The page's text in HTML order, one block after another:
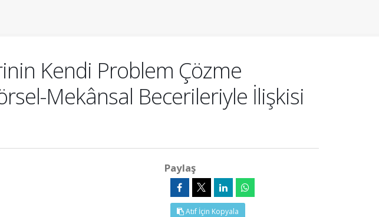
Kendi Problem Çözme
Mekânsal Becerileriyle İlişkisi
Paylaş
Atıf İçin Kopyala